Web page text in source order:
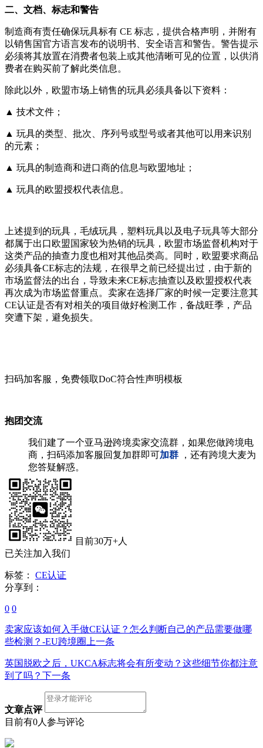
二、文档、标志和警告
制造商有责任确保玩具标有 CE 标志，提供合格声明，并附有
以销售国官方语言发布的说明书、安全语言和警告。警告提示
必须将其放置在消费者包装上或其他清晰可见的位置，以供消
费者在购买前了解此类信息。
除此以外，欧盟市场上销售的玩具必须具备以下资料：
▲ 技术文件；
▲ 玩具的类型、批次、序列号或型号或者其他可以用来识别
的元素；
▲ 玩具的制造商和进口商的信息与欧盟地址；
▲ 玩具的欧盟授权代表信息。
上述提到的玩具，毛绒玩具，塑料玩具以及电子玩具等大部分
都属于出口欧盟国家较为热销的玩具，欧盟市场监督机构对于
这类产品的抽查力度也相对其他品类高。同时，欧盟要求商品
必须具备CE标志的法规，在很早之前已经提出过，由于新的
市场监督法的出台，导致未来CE标志抽查以及欧盟授权代表
再次成为市场监督重点。卖家在选择厂家的时候一定要注意其
CE认证是否有对相关的项目做好检测工作，备战旺季，产品
突遭下架，避免损失。
扫码加客服，免费领取DoC符合性声明模板
抱团交流
我们建了一个亚马逊跨境卖家交流群，如果您做跨境电
商，扫码添加客服回复加群即可加群
，还有跨境大麦为
您答疑解惑。
目前30万+人
已关注加入我们
标签：
CE认证
分享到：
0 0
卖家应该如何入手做CE认证？怎么判断自己的产品需要做哪
些检测？-EU跨境圈 上一条
英国脱欧之后，UKCA标志将会有所变动？这些细节你都注意
到了吗？ 下一条
文章点评
目前有0人参与评论